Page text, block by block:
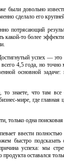
довольно
сделало его
потрясающий
какой-тоболее
успех — это
4,5 года, но
основной
знаете, что там все
мире, где
только одна
ввести
быстро подсказать
успеха: мы
продукта оставался